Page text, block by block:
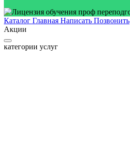
Каталог Главная Написать Позвонить
Акции
категории услуг